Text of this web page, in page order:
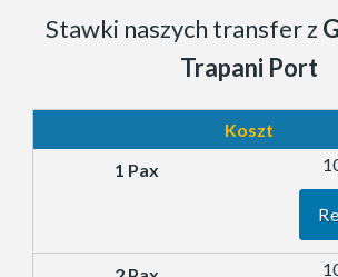
Stawki naszych transfer z
Trapani Port
Koszt